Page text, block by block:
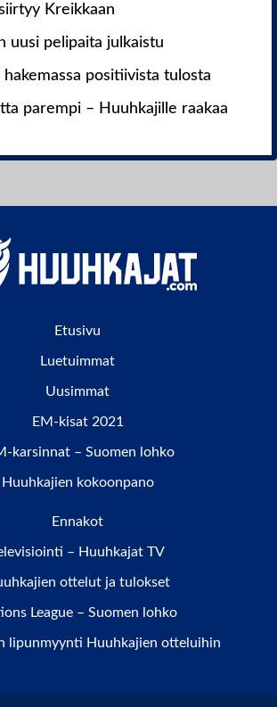
Kreikkaan
uusi pelipaita julkaistu
hakemassa positiivista tulosta
parempi – Huuhkajille raakaa
Etusivu
Luetuimmat
Uusimmat
EM-kisat 2021
karsinnat – Suomen lohko
Huuhkajien kokoonpano
Ennakot
– Huuhkajat TV
ottelut ja tulokset
League – Suomen lohko
lipunmyynti Huuhkajien otteluihin